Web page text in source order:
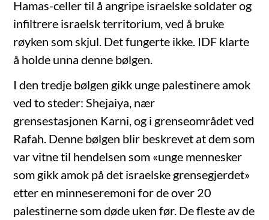
Hamas-celler til å angripe israelske soldater og
infiltrere israelsk territorium, ved å bruke
røyken som skjul. Det fungerte ikke. IDF klarte
å holde unna denne bølgen.
I den tredje bølgen gikk unge palestinere amok
ved to steder: Shejaiya, nær
grensestasjonen Karni, og i grenseområdet ved
Rafah. Denne bølgen blir beskrevet at dem som
var vitne til hendelsen som «unge mennesker
som gikk amok på det israelske grensegjerdet»
etter en minneseremoni for de over 20
palestinerne som døde uken før. De fleste av de